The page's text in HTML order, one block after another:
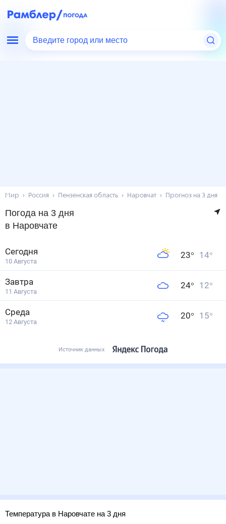
Введите город или место
Мир Россия Пензенская область Наровчат Прогноз на 3 дня
Погода на 3 дня
в Наровчате
Сегодня
10 Августа
23° 14°
Завтра
11 Августа
24° 12°
Среда
12 Августа
20° 15°
Источник данных
Температура в Наровчате на 3 дня